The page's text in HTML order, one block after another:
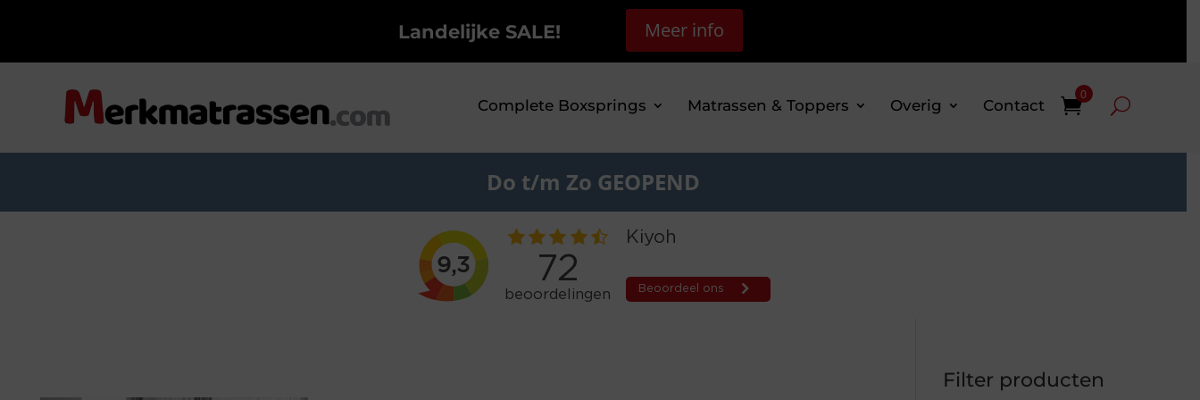
Landelijke SALE! Meer info
Complete Boxsprings Matrassen & Toppers Overig Contact
0
Do t/m Zo GEOPEND
Filter producten